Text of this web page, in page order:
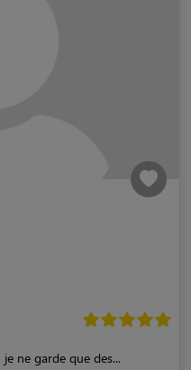
ne garde que des...